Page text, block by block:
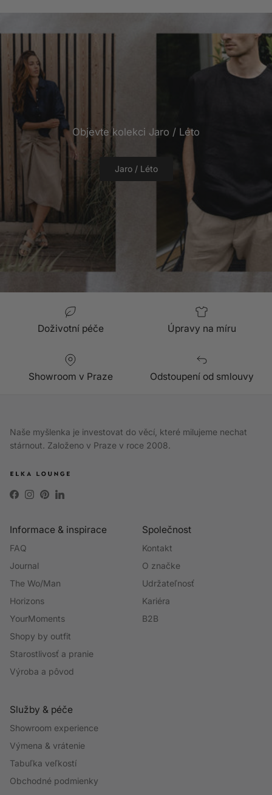
Objevte kolekci Jaro / Léto
Jaro / Léto
Doživotní péče Úpravy na míru
Showroom v Praze Odstoupení od smlouvy
Naše myšlenka je investovat do věcí, které milujeme nechat
stárnout. Založeno v Praze v roce 2008.
Facebook
Instagram
PinterestLinkedIn
Informace & inspirace
FAQ
Journal
The Wo/Man
Horizons
YourMoments
Shopy by outfit
Starostlivosť a pranie
Výroba a pôvod
Společnost
Kontakt
O značke
Udržateľnosť
Kariéra
B2B
Služby & péče
Showroom experience
Výmena & vrátenie
Tabuľka veľkostí
Obchodné podmienky